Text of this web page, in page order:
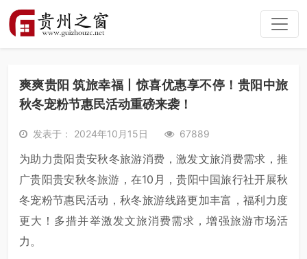
爽爽贵阳 筑旅幸福丨惊喜优惠享不停！贵阳中旅
秋冬宠粉节惠民活动重磅来袭！
发表于： 2024年10月15日 67889
为助力贵阳贵安秋冬旅游消费，激发文旅消费需求，推
广贵阳贵安秋冬旅游，在10月，贵阳中国旅行社开展秋
冬宠粉节惠民活动，秋冬旅游线路更加丰富，福利力度
更大！多措并举激发文旅消费需求，增强旅游市场活
力。